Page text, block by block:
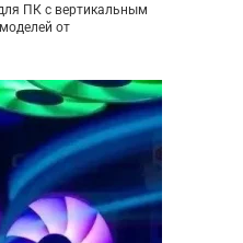
ПК с вертикальным
от